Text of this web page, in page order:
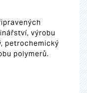
výrobu
petrochemický
polymerů.